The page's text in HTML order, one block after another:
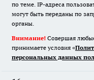
по теме. IP-адреса
могут быть переданы по
органы.
Внимание! Совершая
принимаете условия «
персональных данных